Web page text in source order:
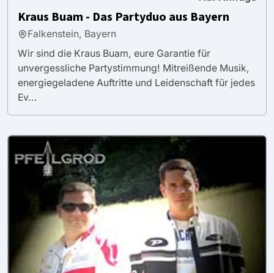
Kraus Buam - Das Partyduo aus Bayern
Falkenstein, Bayern
Wir sind die Kraus Buam, eure Garantie für
unvergessliche Partystimmung! Mitreißende Musik,
energiegeladene Auftritte und Leidenschaft für jedes
Ev...